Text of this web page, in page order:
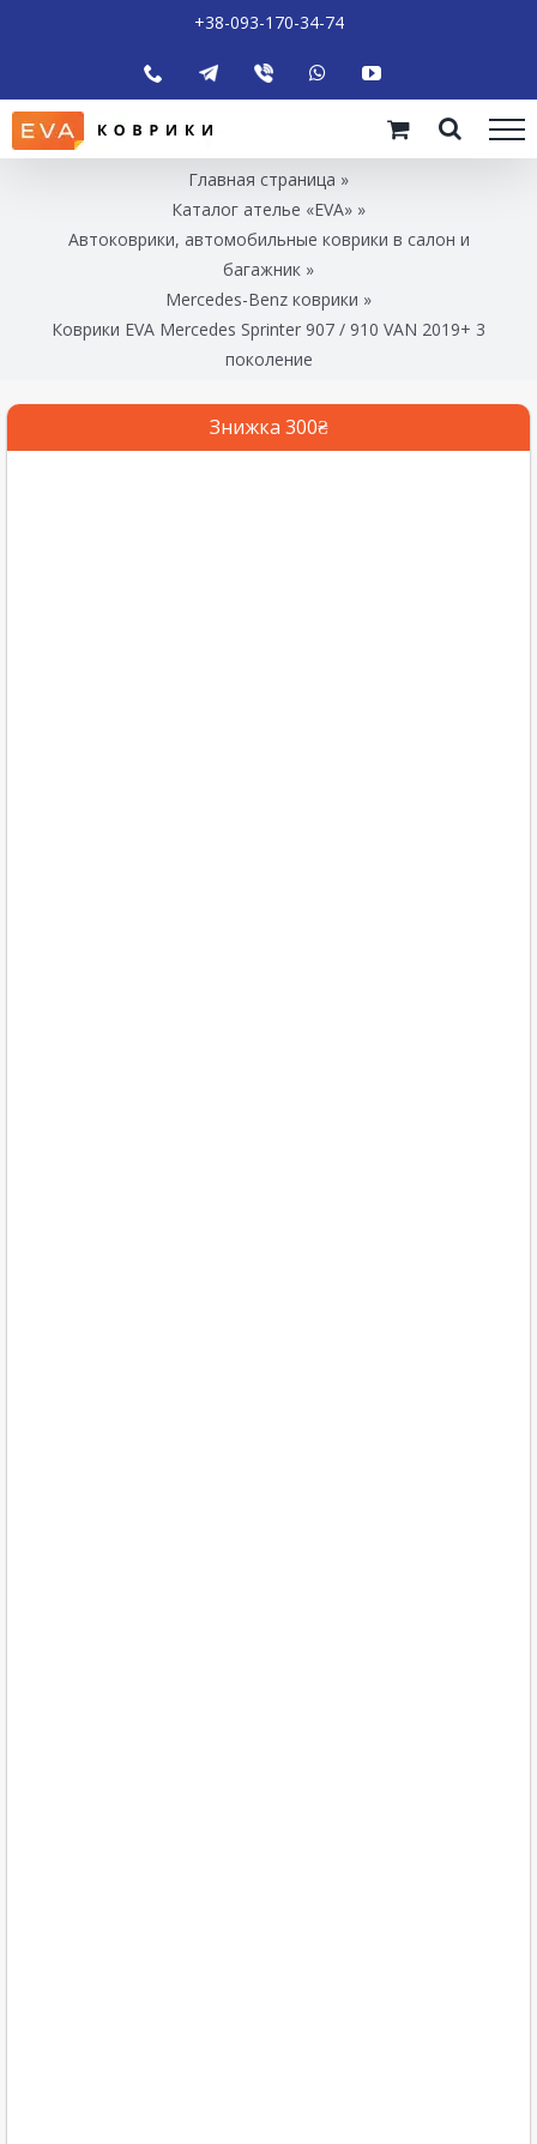
+38-093-170-34-74
Главная страница »
Каталог ателье «EVA» »
Автоковрики, автомобильные коврики в салон и
багажник »
Mercedes-Benz коврики »
Коврики EVA Mercedes Sprinter 907 / 910 VAN 2019+ 3
поколение
Знижка 300₴